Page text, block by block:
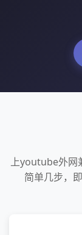
上youtube外网
简单几步，